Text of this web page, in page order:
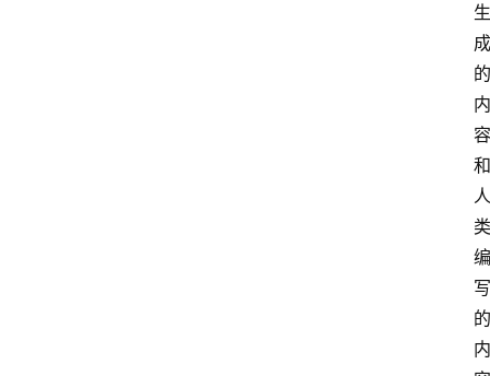
生
成
的
内
容
和
人
类
编
写
的
内